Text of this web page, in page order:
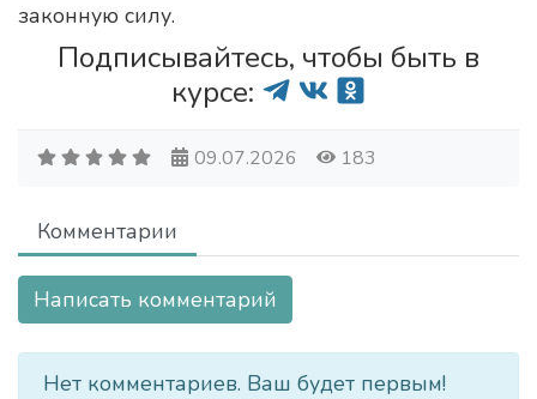
законную силу.
Подписывайтесь, чтобы быть в
курсе:
09.07.2026 183
Комментарии
Написать комментарий
Нет комментариев. Ваш будет первым!